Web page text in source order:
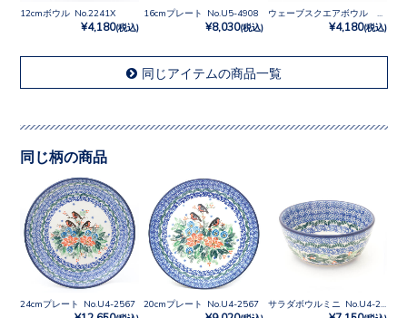
12cmボウル No.2241X
¥4,180(税込)
16cmプレート No.U5-4908
¥8,030(税込) ¥4,180(税込)
同じアイテムの商品一覧
同じ柄の商品
24cmプレート No.U4-2567 20cmプレート No.U4-2567